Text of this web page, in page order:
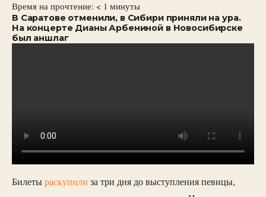
Время на прочтение: < 1 минуты
В Саратове отменили, в Сибири приняли на ура.
На концерте Дианы Арбениной в Новосибирске
был аншлаг
Билетыраскупили за три дня до выступления певицы,